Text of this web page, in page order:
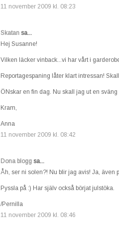
11 november 2009 kl. 08:23
Skatan sa...
Hej Susanne!
Vilken läcker vinback...vi har vårt i
Reportagespaning låter klart intressan!
ÖNskar en fin dag. Nu skall jag ut en
Kram,
Anna
11 november 2009 kl. 08:42
Dona blogg sa...
Åh, ser ni solen?! Nu blir jag avis! Ja, även
Pyssla på :) Har själv också börjat julstöka.
/Pernilla
11 november 2009 kl. 08:46